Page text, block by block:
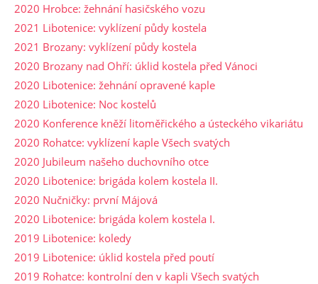
2020 Hrobce: žehnání hasičského vozu
2021 Libotenice: vyklízení půdy kostela
2021 Brozany: vyklízení půdy kostela
2020 Brozany nad Ohří: úklid kostela před Vánoci
2020 Libotenice: žehnání opravené kaple
2020 Libotenice: Noc kostelů
2020 Konference kněží litoměřického a ústeckého vikariátu
2020 Rohatce: vyklízení kaple Všech svatých
2020 Jubileum našeho duchovního otce
2020 Libotenice: brigáda kolem kostela II.
2020 Nučničky: první Májová
2020 Libotenice: brigáda kolem kostela I.
2019 Libotenice: koledy
2019 Libotenice: úklid kostela před poutí
2019 Rohatce: kontrolní den v kapli Všech svatých